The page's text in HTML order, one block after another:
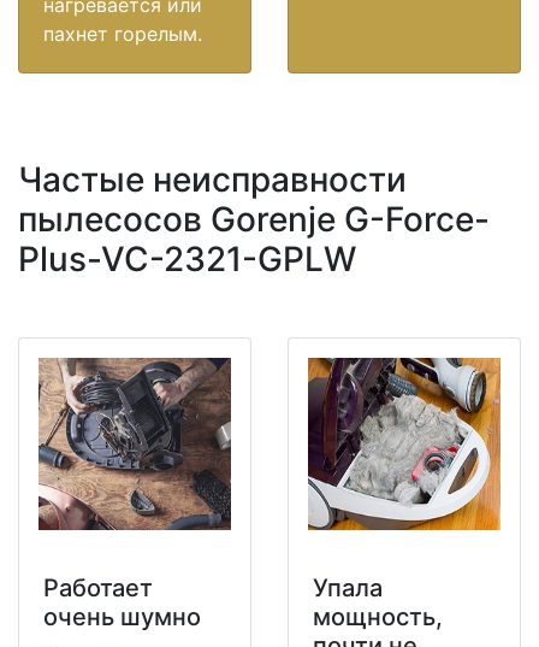
нагревается или
пахнет горелым.
Частые неисправности
пылесосов Gorenje G-Force-
Plus-VC-2321-GPLW
Работает
очень шумно
Упала
мощность,